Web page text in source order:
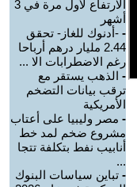
الارتفاع لأول مرة في 3
أشهر
- -أدنوك للغاز- تحقق
2.44 مليار درهم أرباحا
رغم الاضطرابات الا ...
- الذهب يستقر مع
ترقب بيانات التضخم
الأمريكية
- مصر وليبيا على أعتاب
مشروع ضخم لمد خط
أنابيب نفط بتكلفة تتجا
...
- تباين سياسات البنوك